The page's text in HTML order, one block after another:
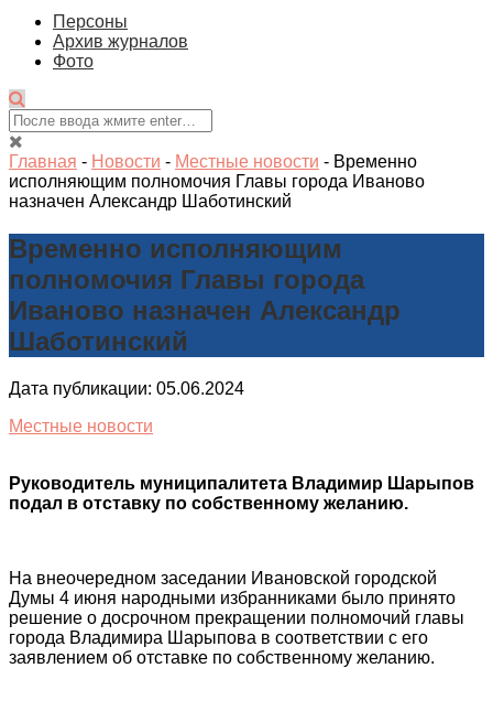
Персоны
Архив журналов
Фото
Главная - Новости - Местные новости - Временно
исполняющим полномочия Главы города Иваново
назначен Александр Шаботинский
Временно исполняющим
полномочия Главы города
Иваново назначен Александр
Шаботинский
Дата публикации: 05.06.2024
Местные новости
Руководитель муниципалитета Владимир Шарыпов
подал в отставку по собственному желанию.
На внеочередном заседании Ивановской городской
Думы 4 июня народными избранниками было принято
решение о досрочном прекращении полномочий главы
города Владимира Шарыпова в соответствии с его
заявлением об отставке по собственному желанию.